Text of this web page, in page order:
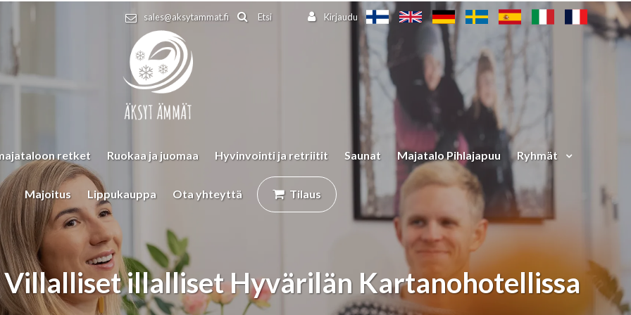
sales@aksytammat.fi Etsi Kirjaudu
retket Ruokaa ja juomaa Hyvinvointi ja retriitit Saunat Majatalo Pihlajapuu Ryhmät
Majoitus Lippukauppa Ota yhteyttä Tilaus
illalliset Hyvärilän Kartanohotellissa